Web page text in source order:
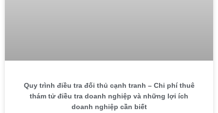
Quy trình điều tra đối thủ cạnh tranh – Chi phí thuê
thám tử điều tra doanh nghiệp và những lợi ích
doanh nghiệp cần biết